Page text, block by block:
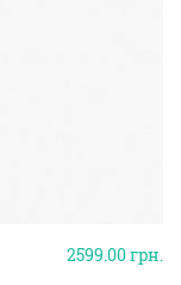
2599.00грн.